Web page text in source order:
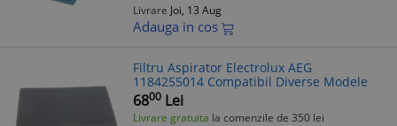
Livrare Joi, 13 Aug
Adauga in cos
Filtru Aspirator Electrolux AEG
1184255014 Compatibil Diverse Modele
6800 Lei
Livrare gratuita la comenzile de 350 lei